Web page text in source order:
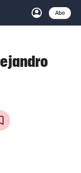
account_circle
Anmelden
Abo
close Schließen
arrow_right